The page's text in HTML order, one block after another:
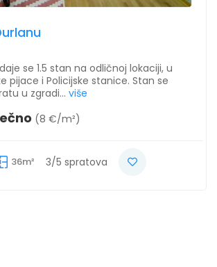
se 1.5 stan na odličnoj lokaciji, u
pijace i Policijske stanice. Stan se
u zgradi... više
(8 €/m²)
36m² 3/5 spratova